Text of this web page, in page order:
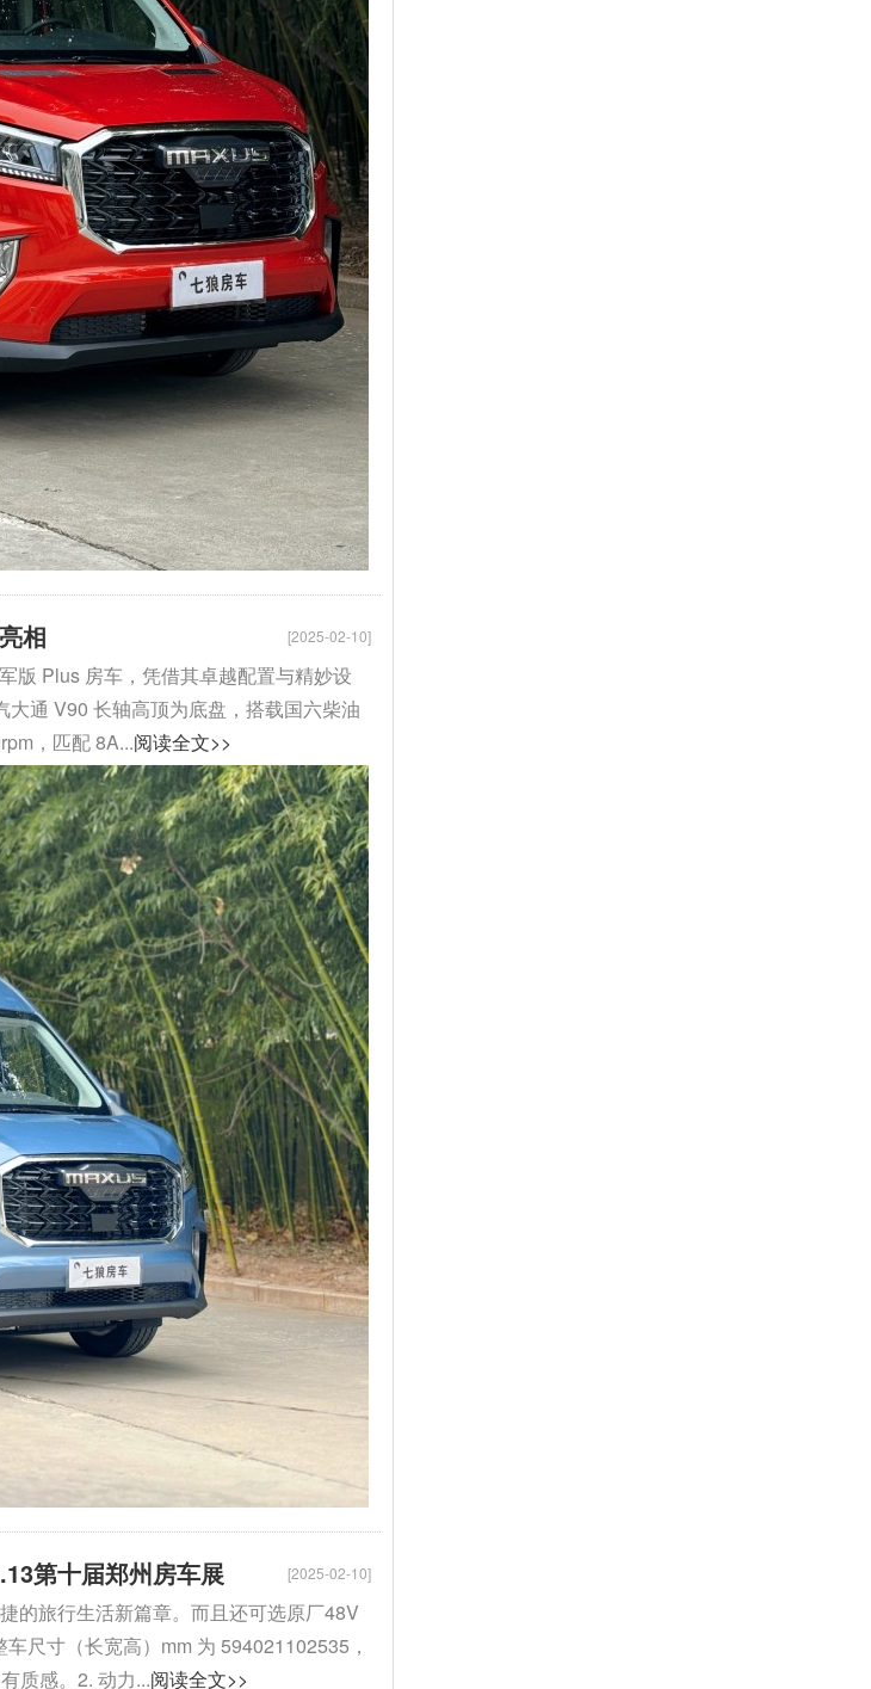
相 [2025-02-10]
版 Plus 房车，凭借其卓越配置与精妙设
通 V90 长轴高顶为底盘，搭载国六柴油
，匹配 8A...阅读全文>>
第十届郑州房车展 [2025-02-10]
的旅行生活新篇章。而且还可选原厂48V
尺寸（长宽高）mm 为 594021102535，
质感。2. 动力...阅读全文>>